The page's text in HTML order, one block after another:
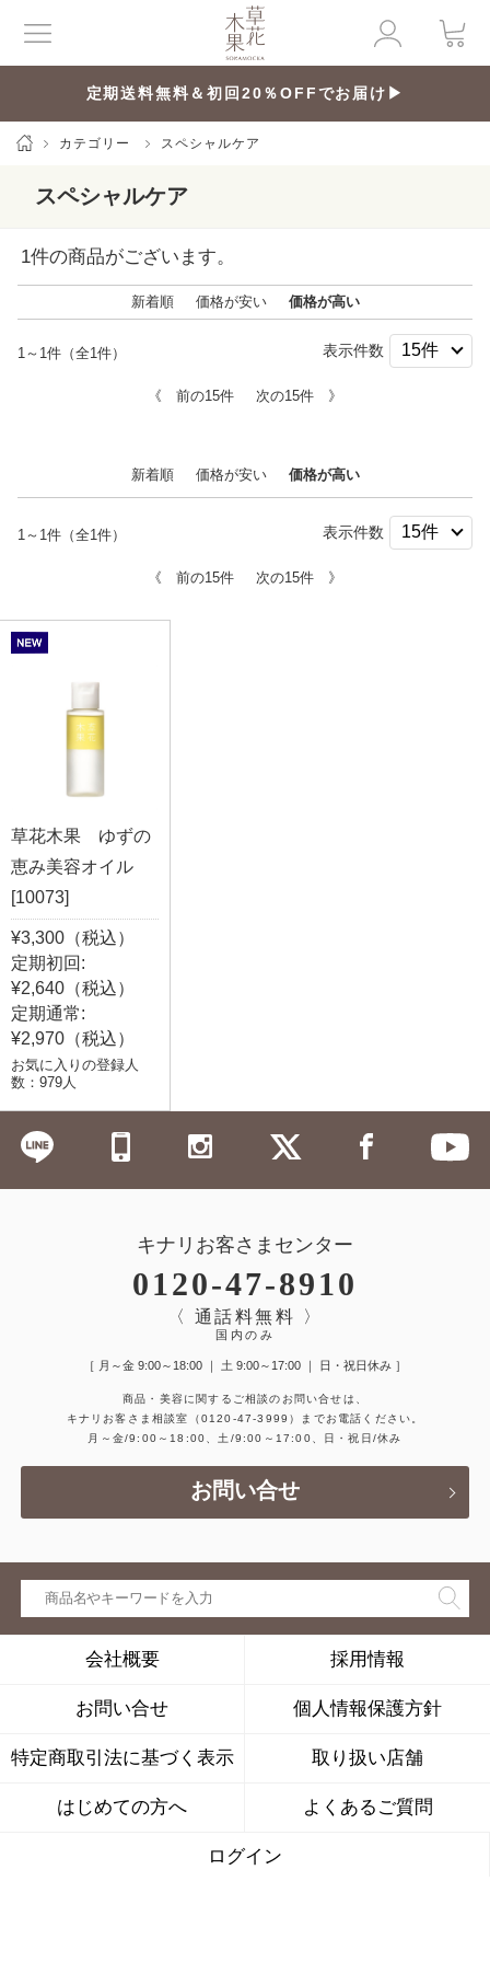
定期送料無料＆初回20％OFFでお届け▶
カテゴリー スペシャルケア
スペシャルケア
1件の商品がございます。
新着順 価格が安い 価格が高い
1～1件（全1件） 表示件数
《 前の15件 次の15件 》
新着順 価格が安い 価格が高い
1～1件（全1件） 表示件数
《 前の15件 次の15件 》
草花木果 ゆずの
恵み美容オイル
[10073]
¥3,300（税込）
定期初回:
¥2,640（税込）
定期通常:
¥2,970（税込）
お気に入りの登録人
数：979人
キナリお客さまセンター
0120-47-8910
〈 通話料無料 〉
国内のみ
［ 月～金 9:00～18:00 ｜ 土 9:00～17:00 ｜ 日・祝日休み ］
商品・美容に関するご相談のお問い合せは、
キナリお客さま相談室
（0120-47-3999）
までお電話ください。
月～金/9:00～18:00、土/9:00～17:00、日・祝日/休み
お問い合せ
会社概要 採用情報
お問い合せ 個人情報保護方針
特定商取引法に基づく表示 取り扱い店舗
はじめての方へ よくあるご質問
ログイン